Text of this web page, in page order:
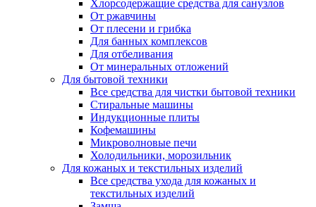
Хлорсодержащие средства для санузлов
От ржавчины
От плесени и грибка
Для банных комплексов
Для отбеливания
От минеральных отложений
Для бытовой техники
Все средства для чистки бытовой техники
Стиральные машины
Индукционные плиты
Кофемашины
Микроволновые печи
Холодильники, морозильник
Для кожаных и текстильных изделий
Все средства ухода для кожаных и
текстильных изделий